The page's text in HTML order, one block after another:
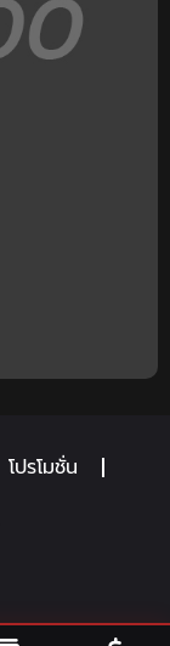
โปรโมชั่น